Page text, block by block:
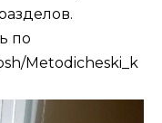
по
Metodicheski_k